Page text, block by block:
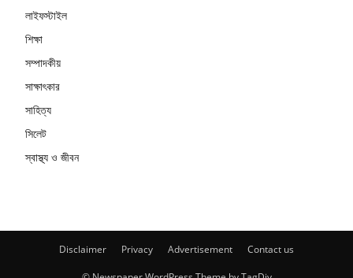
লাইফস্টাইল
শিক্ষা
সম্পাদকীয়
সাক্ষাৎকার
সাহিত্য
সিলেট
স্বাস্থ্য ও জীবন
Disclaimer Privacy Advertisement Contact us